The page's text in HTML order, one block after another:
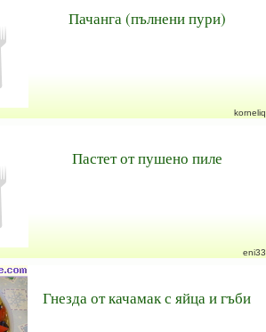
Пачанга (пълнени пури)
korneliq
Пастет от пушено пиле
eni33
Гнезда от качамак с яйца и гъби